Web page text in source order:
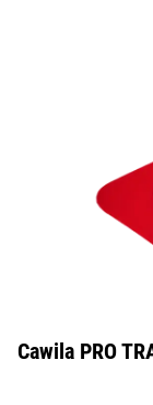
Cawila PRO